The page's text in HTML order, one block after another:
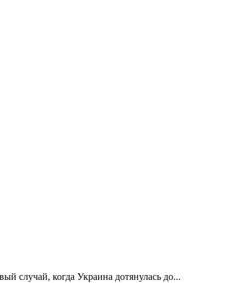
случай, когда Украина дотянулась до...